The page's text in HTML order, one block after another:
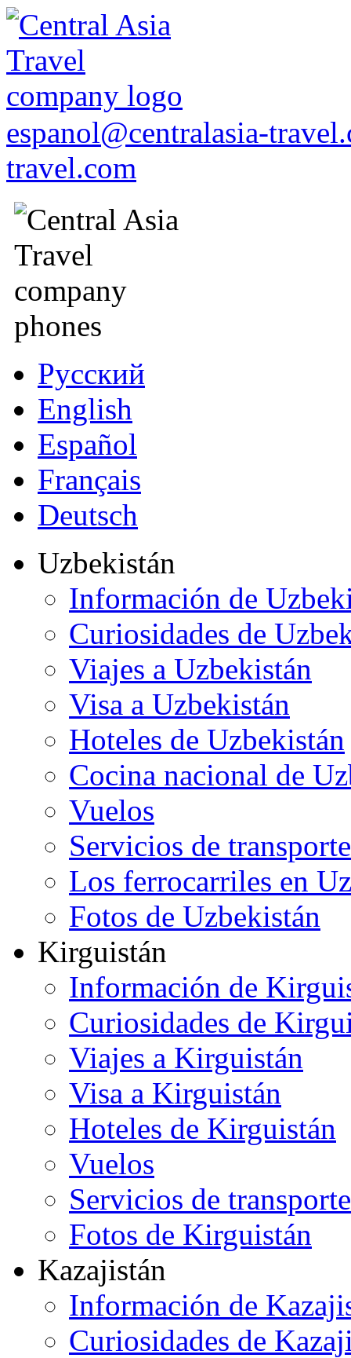
espanol@centralasia-
travel.com
Русский
English
Español
Français
Deutsch
Uzbekistán
Información de
Curiosidades de
Viajes a Uzbekistán
Visa a Uzbekistán
Hoteles de Uzbekistán
Cocina nacional de
Vuelos
Servicios de transporte
Los ferrocarriles en
Fotos de Uzbekistán
Kirguistán
Información de
Curiosidades de
Viajes a Kirguistán
Visa a Kirguistán
Hoteles de Kirguistán
Vuelos
Servicios de transporte
Fotos de Kirguistán
Kazajistán
Información de
Curiosidades de